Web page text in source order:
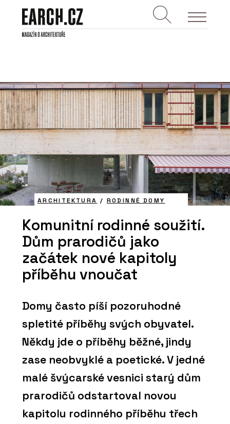
ARCHITEKTURA / RODINNÉ DOMY
Komunitní rodinné soužití.
Dům prarodičů jako
začátek nové kapitoly
příběhu vnoučat
Domy často píší pozoruhodné
spletité příběhy svých obyvatel.
Někdy jde o příběhy běžné, jindy
zase neobvyklé a poetické. V jedné
malé švýcarské vesnici starý dům
prarodičů odstartoval novou
kapitolu rodinného příběhu třech